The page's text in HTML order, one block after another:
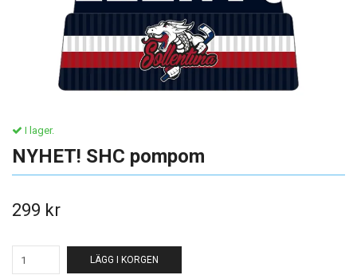
I lager.
NYHET! SHC pompom
299 kr
LÄGG I KORGEN